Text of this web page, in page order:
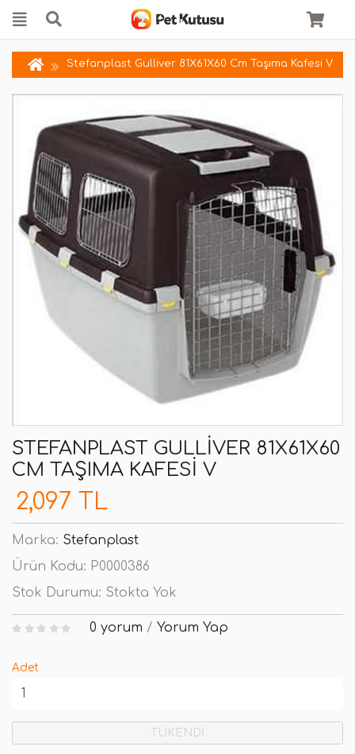
Stefanplast Gulliver 81X61X60 Cm Taşıma Kafesi V
STEFANPLAST GULLIVER 81X61X60
CM TAŞIMA KAFESI V
2,097 TL
Marka: Stefanplast
Ürün Kodu: P0000386
Stok Durumu: Stokta Yok
0 yorum / Yorum Yap
Adet
TÜKENDİ